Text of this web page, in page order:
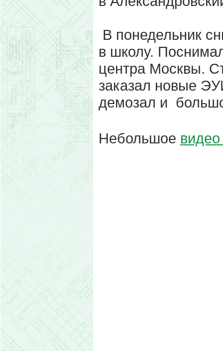
В понедельник
в школу.
центра Москвы.
заказал новые
демозал и
Небольшое